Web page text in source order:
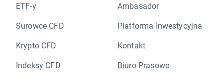
ETF-y
Surowce CFD
Krypto CFD
Indeksy CFD
Ambasador
Platforma Inwestycyjna
Kontakt
Biuro Prasowe